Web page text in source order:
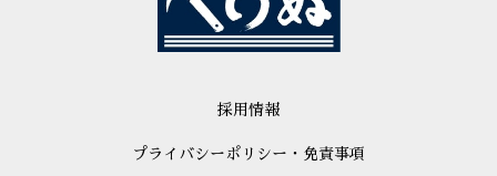
採用情報
プライバシーポリシー・免責事項